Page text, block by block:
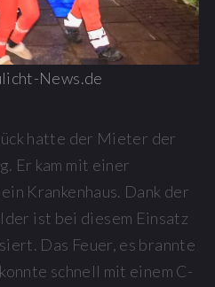
News.de
hatte der Mieter der
Er kam mit einer
Krankenhaus. Dank der
ist bei diesem Einsatz
Das Feuer, es brannte
schnell mit einem C-